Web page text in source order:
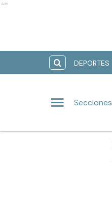
Ads
DEPORTES
Secciones